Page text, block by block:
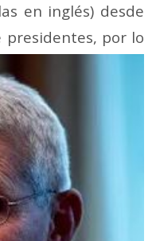
en inglés) desde
presidentes, por lo